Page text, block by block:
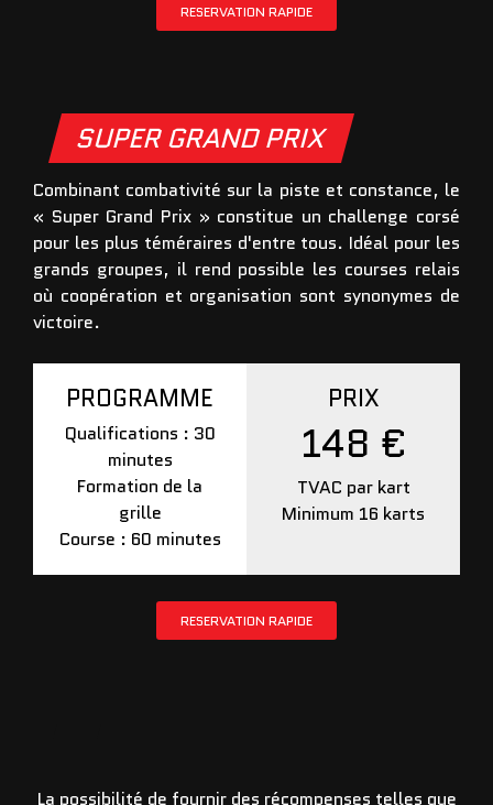
RESERVATION RAPIDE
SUPER GRAND PRIX
Combinant combativité sur la piste et constance, le
« Super Grand Prix » constitue un challenge corsé
pour les plus téméraires d'entre tous. Idéal pour les
grands groupes, il rend possible les courses relais
où coopération et organisation sont synonymes de
victoire.
PROGRAMME
Qualifications : 30
minutes
Formation de la
grille
Course : 60 minutes
PRIX
148 €
TVAC par kart
Minimum 16 karts
RESERVATION RAPIDE
La possibilité de fournir des récompenses telles que